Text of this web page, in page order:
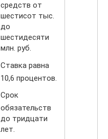
средств от
шестисот тыс.
до
шестидесяти
млн. руб.
Ставка равна
10,6 процентов.
Срок
обязательств
до тридцати
лет.